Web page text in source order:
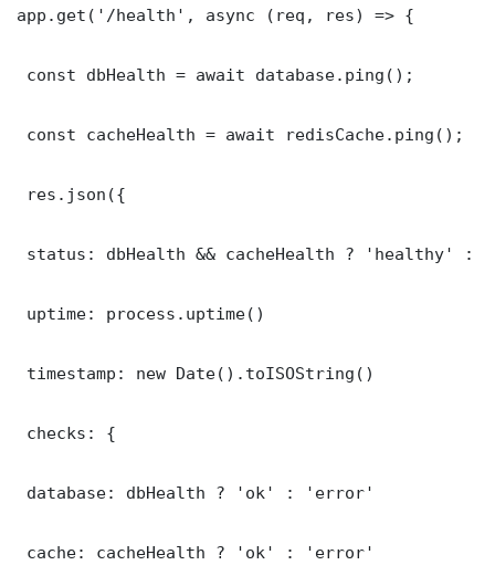
app.get('/health', async (req, res) => {
const dbHealth = await database.ping();
const cacheHealth = await redisCache.ping();
res.json({
status: dbHealth && cacheHealth ? 'healthy' :
uptime: process.uptime()
timestamp: new Date().toISOString()
checks: {
database: dbHealth ? 'ok' : 'error'
cache: cacheHealth ? 'ok' : 'error'